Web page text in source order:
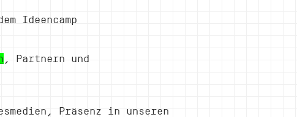
Ideencamp
, Partnern und
Präsenz in unseren